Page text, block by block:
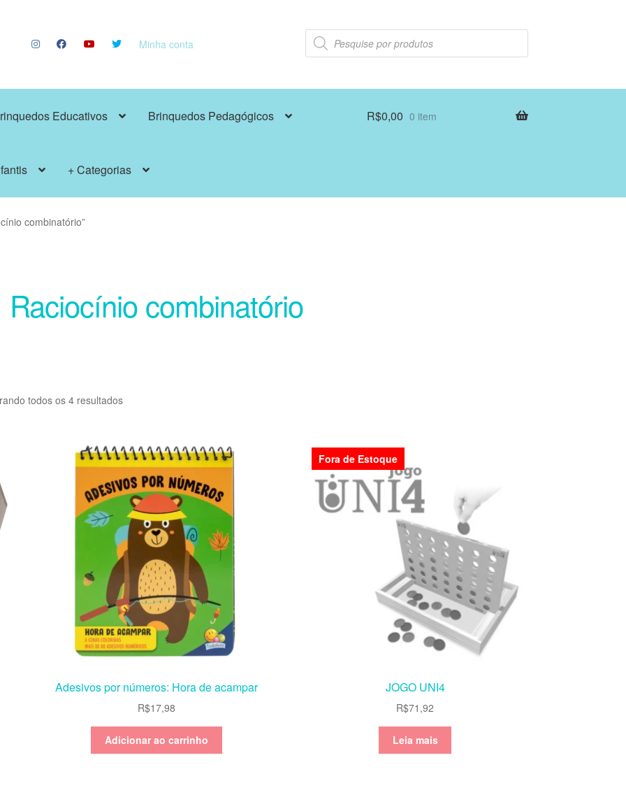
Minha conta
Pesquisar
produtos
Educativos Brinquedos Pedagógicos
+ Categorias
R$0,00 0 item
combinatório”
Raciocínio combinatório
todos os 4 resultados
Adesivos por números: Hora de acampar
R$17,98
Adicionar ao carrinho
Fora de Estoque
JOGO UNI4
R$71,92
Leia mais